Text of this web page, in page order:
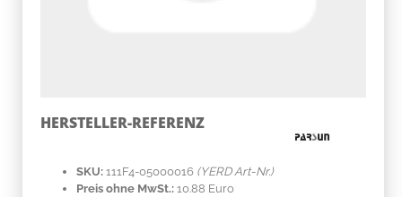
HERSTELLER-REFERENZ
SKU: 111F4-05000016 (YERD Art-Nr.)
Preis ohne MwSt.: 10.88 Euro